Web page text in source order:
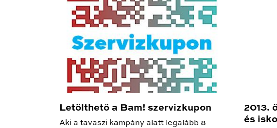
Letölthető a Bam! szervizkupon
Aki a tavaszi kampány alatt legalább 8
2013.
és